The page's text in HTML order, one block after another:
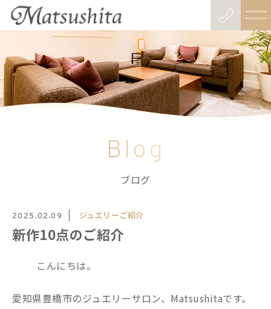
Blog
ブログ
2025.02.09 ジュエリーご紹介
新作10点のご紹介
こんにちは。
愛知県豊橋市のジュエリーサロン、Matsushitaです。